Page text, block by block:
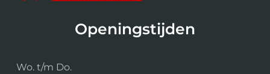
Openingstijden
Wo. t/m Do.